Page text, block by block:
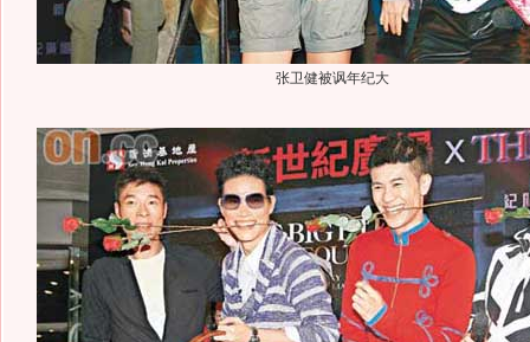
张卫健被讽年纪大